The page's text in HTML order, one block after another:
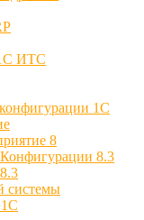
ИТС
1С
8
Конфигурации 8.3
8.3
системы